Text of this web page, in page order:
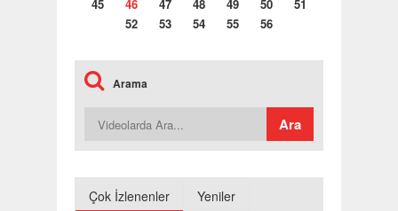
45
46 47 48 49 50
51
52
53 54 55 56
Arama
Çok İzlenenler Yeniler